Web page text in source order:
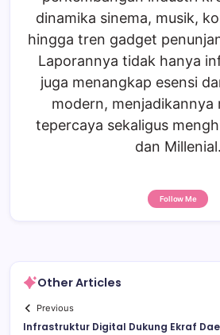
dinamika sinema, musik,
hingga tren gadget
Laporannya tidak hanya
juga menangkap esensi
modern, menjadikannya
tepercaya sekaligus
dan Millenial.
Follow Me
Other Articles
Previous
Infrastruktur Digital Dukung Ekraf